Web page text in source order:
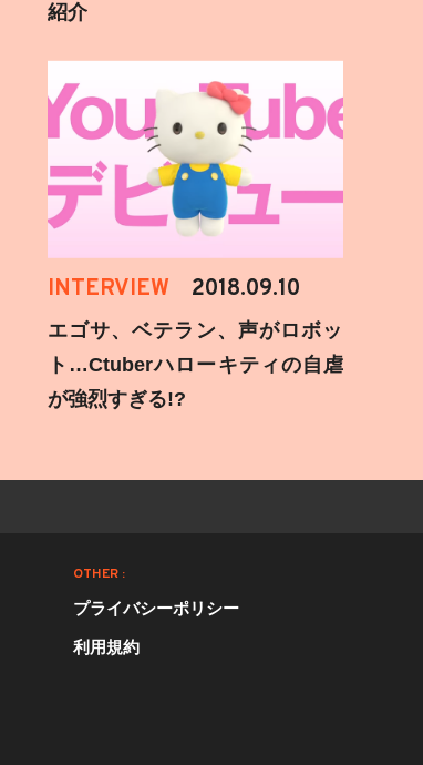
紹介
INTERVIEW 2018.09.10
エゴサ、ベテラン、声がロボッ
ト…Ctuberハローキティの自虐
が強烈すぎる!?
OTHER :
プライバシーポリシー
利用規約